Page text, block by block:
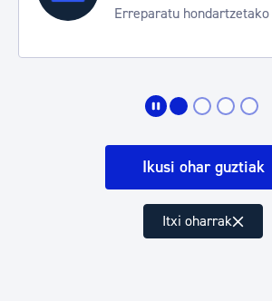
Erreparatu
Ikusi ohar guztiak
Itxi oharrak